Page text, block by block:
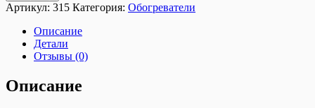
Артикул: 315 Категория: Обогреватели
Описание
Детали
Отзывы (0)
Описание